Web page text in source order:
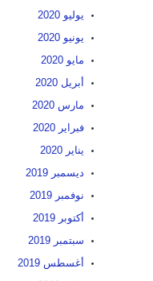
يوليو 2020
يونيو 2020
مايو 2020
أبريل 2020
مارس 2020
فبراير 2020
يناير 2020
ديسمبر 2019
نوفمبر 2019
أكتوبر 2019
سبتمبر 2019
أغسطس 2019